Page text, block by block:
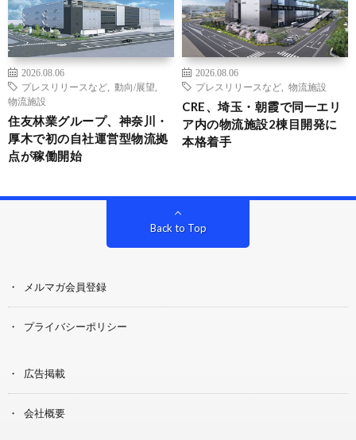
2026.08.06
プレスリリースなど
動向/展望
物流施設
住友林業グループ、神奈川・
厚木で初の自社運営型物流拠
点が稼働開始
2026.08.06
プレスリリースなど
物流施設
CRE、埼玉・朝霞で同一エリ
ア内の物流施設2棟目開発に
本格着手
Back to Top
メルマガ会員登録
プライバシーポリシー
広告掲載
会社概要